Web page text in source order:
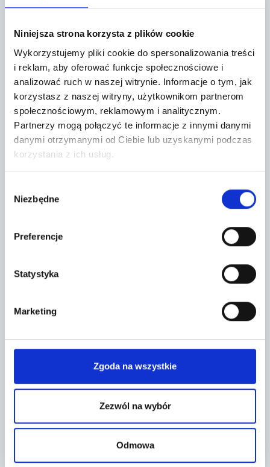
Niniejsza strona korzysta z plików cookie
Wykorzystujemy pliki cookie do spersonalizowania treści
i reklam, aby oferować funkcje społecznościowe i
analizować ruch w naszej witrynie. Informacje o tym, jak
korzystasz z naszej witryny, użytkownikom partnerom
społecznościowym, reklamowym i analitycznym.
Partnerzy mogą połączyć te informacje z innymi danymi
danymi otrzymanymi od Ciebie lub uzyskanymi podczas
korzystania z ich usług.
zgody
Niezbędne
Preferencje
Statystyka
Marketing
Zgoda na wszystkie
Zezwól na wybór
Odmowa
Localization:
41-800 Zabrze,
Mikulczycka 5
+
−
contributors
CONTACT FORM